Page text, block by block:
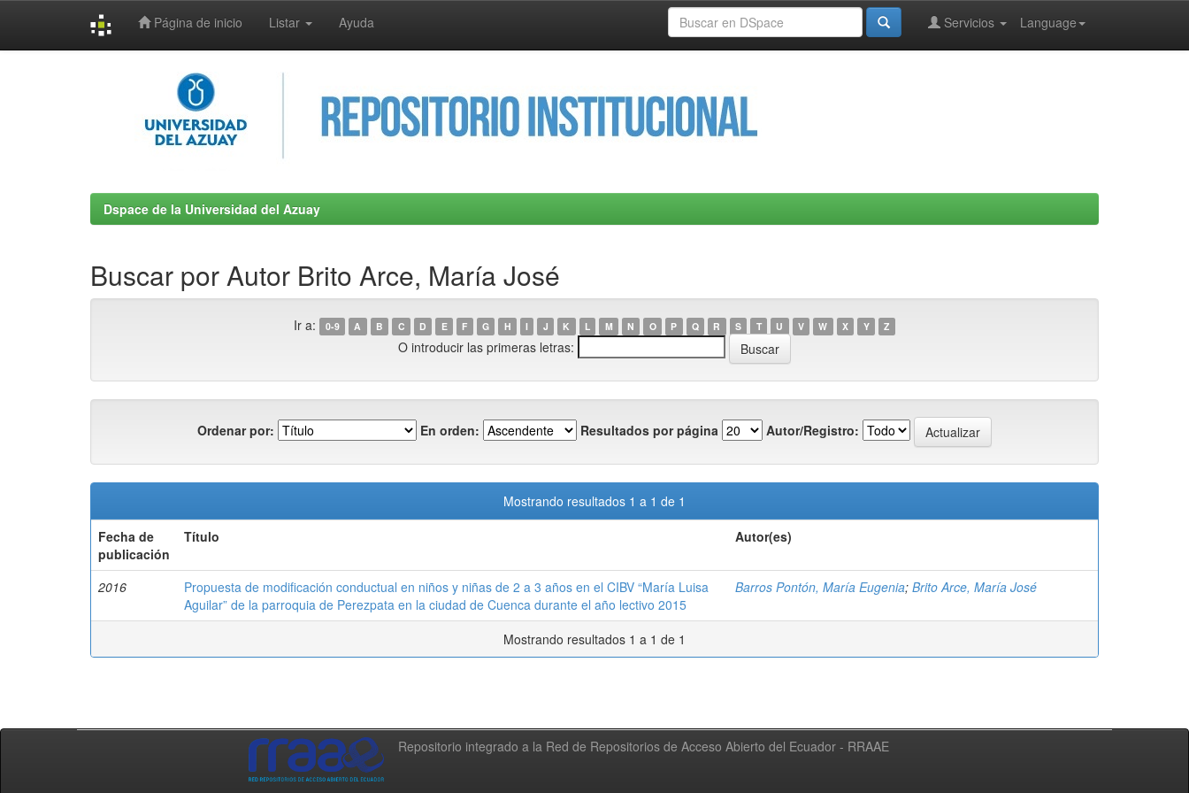
Página de inicio Listar Ayuda Language
Servicios
Dspace de la Universidad del Azuay
Buscar por Autor Brito Arce, María José
Ir a: 0-9 A B C D E F G H I J K L M N O P Q R S T U V W X Y Z
O introducir las primeras letras:
Ordenar por: En orden: Resultados por página Autor/Registro:
Mostrando resultados 1 a 1 de 1
Fecha de
publicación
Título Autor(es)
2016
Propuesta de modificación conductual en niños y niñas de 2 a 3 años en el CIBV “María Luisa
Aguilar” de la parroquia de Perezpata en la ciudad de Cuenca durante el año lectivo 2015
Barros Pontón, María Eugenia; Brito Arce, María José
Mostrando resultados 1 a 1 de 1
Repositorio integrado a la Red de Repositorios de Acceso Abierto del Ecuador - RRAAE